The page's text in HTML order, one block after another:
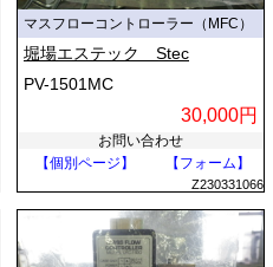
マスフローコントローラー（MFC）
堀場エステック Stec
PV-1501MC
30,000円
お問い合わせ
【個別ページ】
【フォーム】
Z230331066